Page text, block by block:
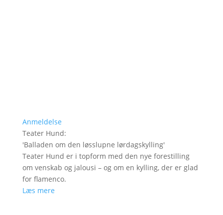
Anmeldelse
Teater Hund:
'Balladen om den løsslupne lørdagskylling'
Teater Hund er i topform med den nye forestilling
om venskab og jalousi – og om en kylling, der er glad
for flamenco.
Læs mere